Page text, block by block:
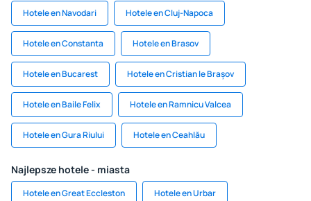
Hotele en Navodari Hotele en Cluj-Napoca
Hotele en Constanta Hotele en Brasov
Hotele en Bucarest Hotele en Cristian le Brașov
Hotele en Baile Felix Hotele en Ramnicu Valcea
Hotele en Gura Riului Hotele en Ceahlău
Najlepsze hotele - miasta
Hotele en Great Eccleston Hotele en Urbar